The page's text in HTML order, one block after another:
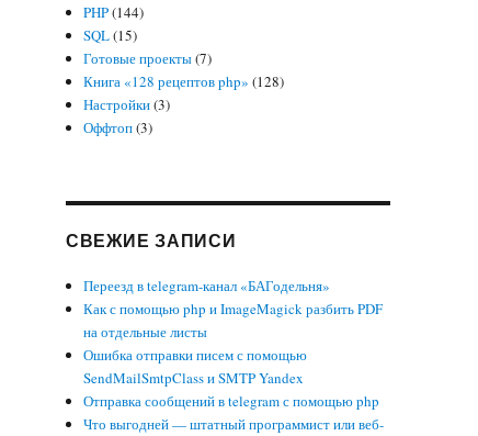
PHP(144)
SQL(15)
Готовые проекты(7)
Книга «128 рецептов php» (128)
Настройки(3)
Оффтоп(3)
СВЕЖИЕ ЗАПИСИ
Переезд в telegram-канал «БАГодельня»
Как с помощью php и ImageMagick разбить PDF
на отдельные листы
Ошибка отправки писем с помощью
SendMailSmtpClass и SMTP Yandex
Отправка сообщений в telegram с помощью php
Что выгодней — штатный программист или веб-